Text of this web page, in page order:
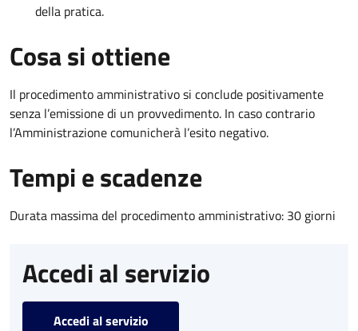
della pratica.
Cosa si ottiene
Il procedimento amministrativo si conclude positivamente
senza l’emissione di un provvedimento. In caso contrario
l’Amministrazione comunicherà l’esito negativo.
Tempi e scadenze
Durata massima del procedimento amministrativo: 30 giorni
Accedi al servizio
Accedi al servizio